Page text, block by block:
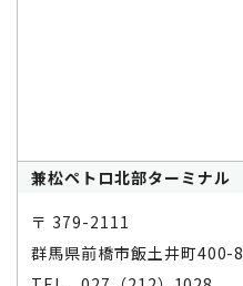
兼松ペトロ北部ターミナル
〒 379-2111
群馬県前橋市飯土井町400-8